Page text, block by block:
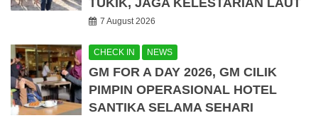
TUKIK, JAGA KELESTARIAN LAUT
7 August 2026
CHECK IN NEWS
GM FOR A DAY 2026, GM CILIK
PIMPIN OPERASIONAL HOTEL
SANTIKA SELAMA SEHARI